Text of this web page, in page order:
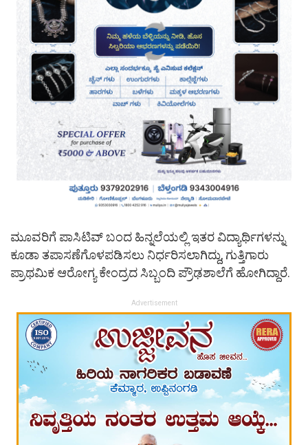
ಮೂವರಿಗೆ ಪಾಸಿಟಿವ್ ಬಂದ ಹಿನ್ನಲೆಯಲ್ಲಿ ಇತರ ವಿದ್ಯಾರ್ಥಿಗಳನ್ನು
ಕೂಡಾ ತಪಾಸಣೆಗೊಳಪಡಿಸಲು ನಿರ್ಧರಿಸಲಾಗಿದ್ದು, ಗುತ್ತಿಗಾರು
ಪ್ರಾಥಮಿಕ ಆರೋಗ್ಯ ಕೇಂದ್ರದ ಸಿಬ್ಬಂದಿ ಪ್ರೌಢಶಾಲೆಗೆ ಹೋಗಿದ್ದಾರೆ.
Advertisement